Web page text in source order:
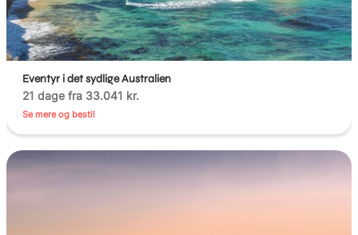
Eventyr i det sydlige Australien
21 dage fra 33.041 kr.
Se mere og bestil